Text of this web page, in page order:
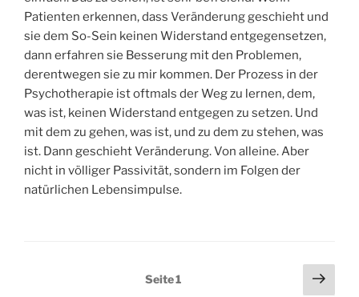
Patienten erkennen, dass Veränderung geschieht und
sie dem So-Sein keinen Widerstand entgegensetzen,
dann erfahren sie Besserung mit den Problemen,
derentwegen sie zu mir kommen. Der Prozess in der
Psychotherapie ist oftmals der Weg zu lernen, dem,
was ist, keinen Widerstand entgegen zu setzen. Und
mit dem zu gehen, was ist, und zu dem zu stehen, was
ist. Dann geschieht Veränderung. Von alleine. Aber
nicht in völliger Passivität, sondern im Folgen der
natürlichen Lebensimpulse.
Seitennummerierung
Seite1